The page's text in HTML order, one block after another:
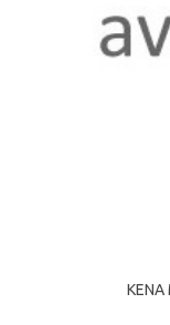
ΚΕΝΑ